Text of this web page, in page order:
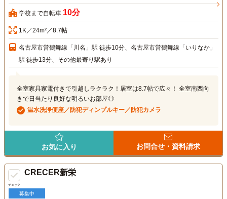
学校まで自転車 10分
1K／24m²／8.7帖
名古屋市営鶴舞線「川名」駅 徒歩10分、名古屋市営鶴舞線「いりなか」
駅 徒歩13分、その他最寄り駅あり
全室家具家電付きで引越しラクラク！居室は8.7帖で広々！ 全室南西向
きで日当たり良好な明るいお部屋◎
温水洗浄便座／防犯ディンプルキー／防犯カメラ
お気に入り お問合せ・資料請求
チェック
CRECER新栄
募集中